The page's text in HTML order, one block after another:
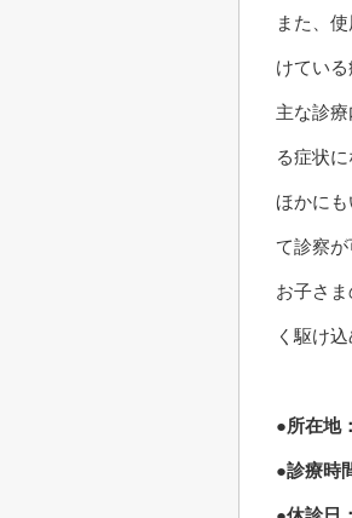
また、
けている
主な診
る症状に
ほかに
て診察が
お子さ
く駆け
●所在地
●診療時